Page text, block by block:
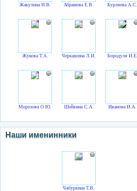
Жакулина И.В. Абрамова Е.В. Бурляева А.С.
Жукова Т.А. Черкашина Л.И. Бородуля И.Е.
Морозова О.Ю. Шейкина С.А. Иванова И.А.
Наши именинники
Чабуркина Т.В.